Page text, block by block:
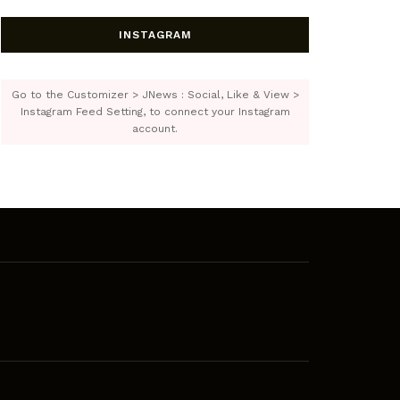
INSTAGRAM
Go to the Customizer > JNews : Social, Like & View >
Instagram Feed Setting, to connect your Instagram
account.